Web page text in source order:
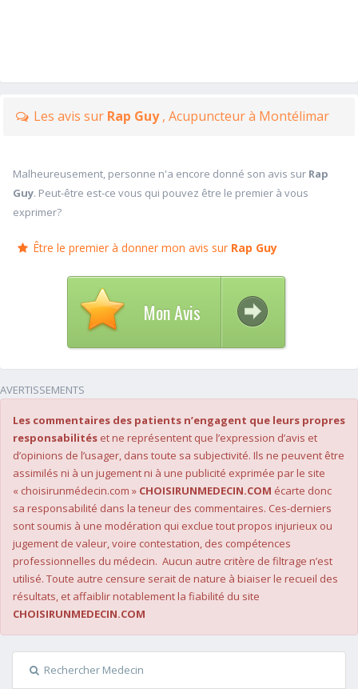
Les avis sur Rap Guy, Acupuncteur à Montélimar
Malheureusement, personne n'a encore donné son avis sur Rap
Guy. Peut-être est-ce vous qui pouvez être le premier à vous
exprimer?
Être le premier à donner mon avis sur Rap Guy
Mon Avis
AVERTISSEMENTS
Les commentaires des patients n’engagent que leurs propres
responsabilités et ne représentent que l’expression d’avis et
d’opinions de l’usager, dans toute sa subjectivité. Ils ne peuvent être
assimilés ni à un jugement ni à une publicité exprimée par le site
« choisirunmédecin.com » CHOISIRUNMEDECIN.COM écarte donc
sa responsabilité dans la teneur des commentaires. Ces-derniers
sont soumis à une modération qui exclue tout propos injurieux ou
jugement de valeur, voire contestation, des compétences
professionnelles du médecin. Aucun autre critère de filtrage n’est
utilisé. Toute autre censure serait de nature à biaiser le recueil des
résultats, et affaiblir notablement la fiabilité du site
CHOISIRUNMEDECIN.COM
Rechercher Medecin